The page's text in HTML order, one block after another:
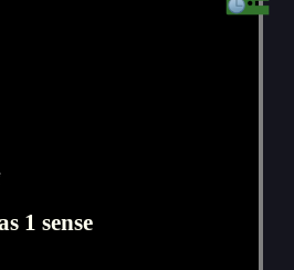
1 sense